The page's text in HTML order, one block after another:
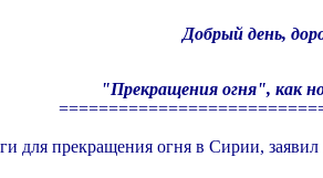
Добрый день,
"Прекращения огня", как
для прекращения огня в Сирии,